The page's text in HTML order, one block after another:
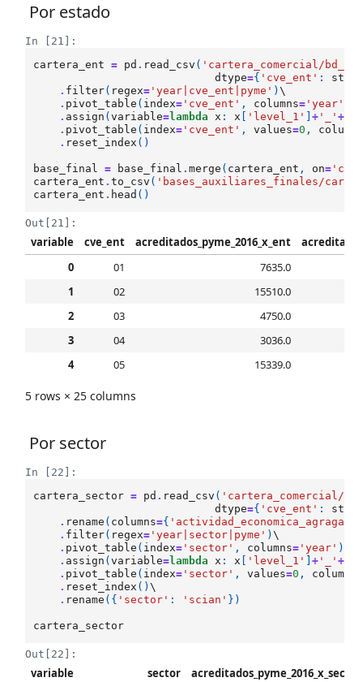
Por estado
In [21]:
cartera_ent
= pd . read_csv ( 'cartera_comercial/
dtype={ 'cve_ent' : str
. filter( regex= 'year|cve_ent|pyme' )\
. pivot_table ( index= 'cve_ent' , columns= 'year'
. assign (variable=lambda x : x 'level_1' ]+ '_'+
. pivot_table ( index= 'cve_ent' , values=0 ,
. reset_index ()
base_final = base_final .merge ( cartera_ent , on=
cartera_ent .to_csv ( 'bases_auxiliares_finales/
cartera_ent . head ()
Out[21]:
variable cve_ent acreditados_pyme_2016_x_ent
0
01
7635.0
1
02
15510.0
2
03
4750.0
3
04
3036.0
4
05 15339.0
5 rows × 25 columns
Por sector
In [22]:
cartera_sector = pd . read_csv ( 'cartera_comercial/
dtype={ 'cve_ent' : str
. rename ( columns={
. filter( regex= 'year|sector|pyme' )\
. pivot_table ( index= 'sector' , columns= 'year' )
. assign (variable=lambda x : x 'level_1' ]+ '_'+
. pivot_table ( index= 'sector' , values=0 , columns
. reset_index ()\
. rename ({ 'sector' : 'scian' })
cartera_sector
Out[22]:
variable sector acreditados_pyme_2016_x_sector